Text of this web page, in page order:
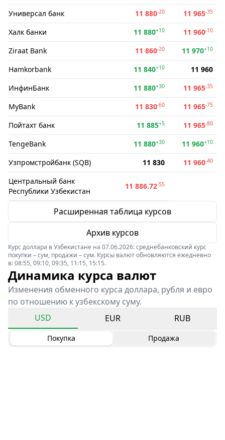
Универсал банк
11 880-20 11 965-35
Халк банки 11 880+10 11 960-10
Ziraat Bank 11 860-20 11 970+10
Hamkorbank 11 840+10
11 960
ИнфинБанк
11 880+30 11 965-35
MyBank 11 830-60 11 965-75
Пойтахт банк 11 885+5 11 965-80
TengeBank 11 880+30 11 960+10
Узпромстройбанк (SQB) 11 830 11 960-40
Центральный банк
Республики Узбекистан
11 886.72-55
Расширенная таблица курсов
Архив курсов
Курс доллара в Узбекистане на 07.06.2026: среднебанковский курс
покупки – сум, продажи – сум. Курсы валют обновляются ежедневно
в: 08:55, 09:10, 09:35, 11:15, 15:15.
Динамика курса валют
Изменения обменного курса доллара, рубля и евро
по отношению к узбекскому суму.
USD
EUR RUB
Покупка Продажа